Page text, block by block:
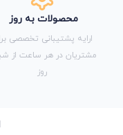
محصولات به روز
ارایه پشتیبانی تخصصی
مشتریان در هر ساعت از
روز